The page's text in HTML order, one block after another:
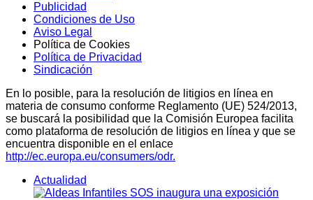
Publicidad
Condiciones de Uso
Aviso Legal
Política de Cookies
Política de Privacidad
Sindicación
En lo posible, para la resolución de litigios en línea en
materia de consumo conforme Reglamento (UE) 524/2013,
se buscará la posibilidad que la Comisión Europea facilita
como plataforma de resolución de litigios en línea y que se
encuentra disponible en el enlace
http://ec.europa.eu/consumers/odr.
Actualidad